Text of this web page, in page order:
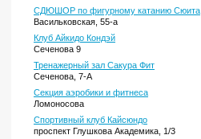
СДЮШОР по фигурному катанию Сюита
Васильковская, 55-а
Клуб Айкидо Кондэй
Сеченова 9
Тренажерный зал Сакура Фит
Сеченова, 7-А
Секция аэробики и фитнеса
Ломоносова
Спортивный клуб Кайсюндо
проспект Глушкова Академика, 1/3